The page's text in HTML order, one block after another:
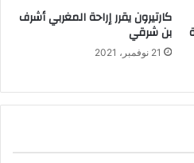
كارتيرون يقرر إراحة المغربي أشرف
بن شرقي
21 نوفمبر، 2021